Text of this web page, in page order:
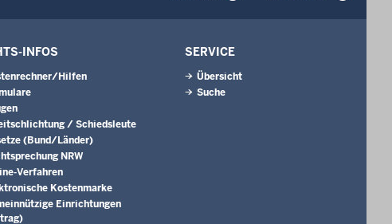
INFOS
Hilfen
/ Schiedsleute
(Bund/Länder)
NRW
Verfahren
Kostenmarke
Einrichtungen
SERVICE
Übersicht
Suche